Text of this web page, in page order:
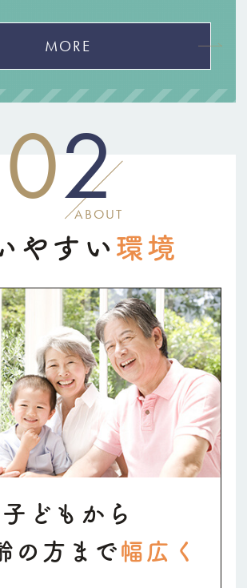
MORE
02
ABOUT
やすい 環境
子どもから
の方まで幅広く